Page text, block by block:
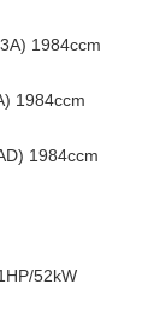
1984ccm
1984ccm
1984ccm
52kW